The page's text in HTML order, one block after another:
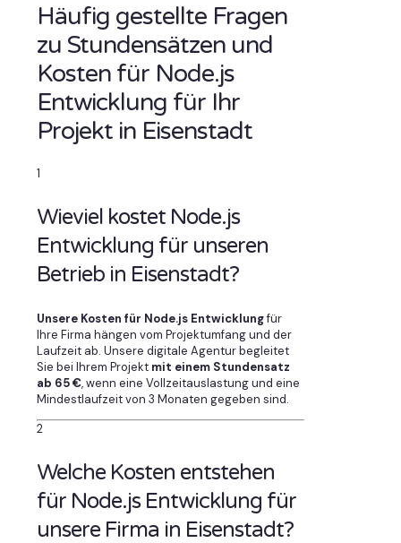
Häufig gestellte Fragen
zu Stundensätzen und
Kosten für Node.js
Entwicklung für Ihr
Projekt in Eisenstadt
1
Wieviel kostet Node.js
Entwicklung für unseren
Betrieb in Eisenstadt?
Unsere Kosten für Node.js Entwicklungfür
Ihre Firma hängen vom Projektumfang und der
Laufzeit ab. Unsere digitale Agentur begleitet
Sie bei Ihrem Projekt mit einem Stundensatz
ab 65 €, wenn eine Vollzeitauslastung und eine
Mindestlaufzeit von 3 Monaten gegeben sind.
2
Welche Kosten entstehen
für Node.js Entwicklung für
unsere Firma in Eisenstadt?